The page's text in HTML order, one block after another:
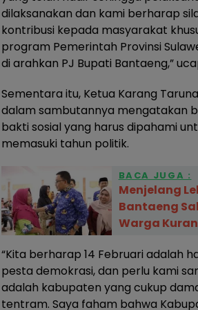
dilaksanakan dan kami berharap
kontribusi kepada masyarakat
program Pemerintah Provinsi
di arahkan PJ Bupati Bantaeng,”
Sementara itu, Ketua Karang
dalam sambutannya mengatakan
bakti sosial yang harus dipahami
memasuki tahun politik.
BACA JUGA :
Menjelang
Bantaeng
Warga
“Kita berharap 14 Februari adalah
pesta demokrasi, dan perlu kami
adalah kabupaten yang cukup
tentram. Saya faham bahwa